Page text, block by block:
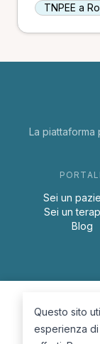
TNPEE a
La piattaforma
Sei un
Sei un
Blog
Questo sito
esperienza